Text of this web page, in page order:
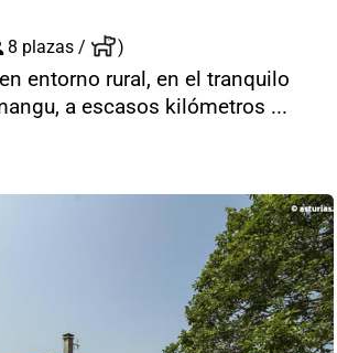
8 plazas / )
entorno rural, en el tranquilo
a escasos kilómetros ...